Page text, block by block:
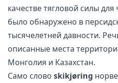
качестве тягловой силы для
было обнаружено в
тысячелетней давности.
описанные места
Монголия и Казахстан.
Само слово skikjøring